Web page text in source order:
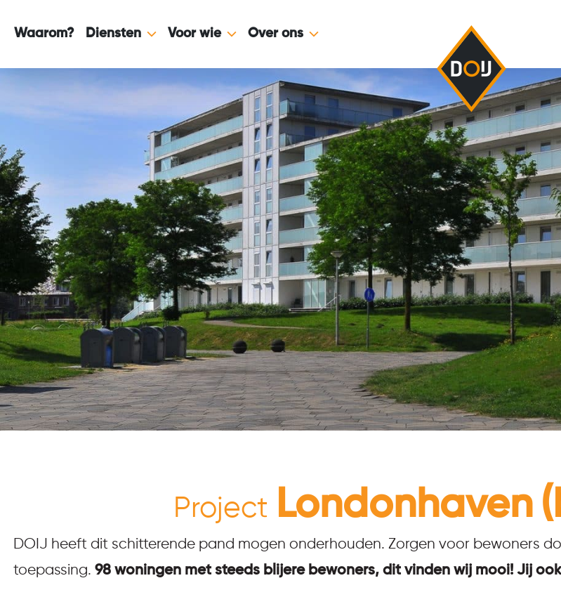
Waarom? Diensten Voor wie Over ons
Project Londonhaven
DOIJ heeft dit schitterende pand mogen onderhouden. Zorgen voor bewoners
toepassing.98 woningen met steeds blijere bewoners, dit vinden wij mooi! Jij